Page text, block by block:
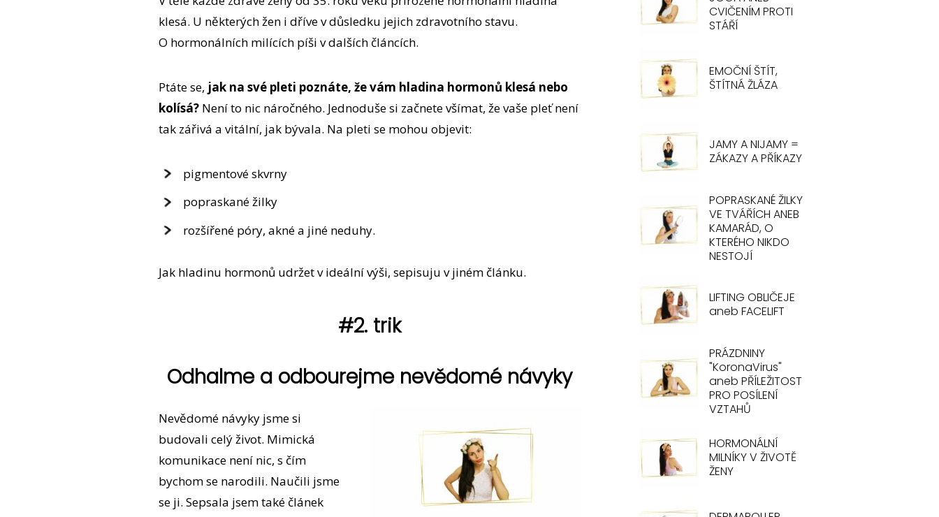
klesá. U některých žen i dříve v důsledku jejich zdravotního stavu.
O hormonálních milících píši v dalších článcích.
Ptáte se, jak na své pleti poznáte, že vám hladina hormonů klesá nebo
kolísá? Není to nic náročného. Jednoduše si začnete všímat, že vaše pleť není
tak zářivá a vitální, jak bývala. Na pleti se mohou objevit:
pigmentové skvrny
popraskané žilky
rozšířené póry, akné a jiné neduhy.
Jak hladinu hormonů udržet v ideální výši, sepisuju v jiném článku.
#2. trik
Odhalme a odbourejme nevědomé návyky
Nevědomé návyky jsme si
budovali celý život. Mimická
komunikace není nic, s čím
bychom se narodili. Naučili jsme
se ji. Sepsala jsem také článek
CVIČENÍM PROTI
STÁŘÍ
EMOČNÍ ŠTÍT,
ŠTÍTNÁ ŽLÁZA
JAMY A NIJAMY =
ZÁKAZY A PŘÍKAZY
POPRASKANÉ ŽILKY
VE TVÁŘÍCH ANEB
KAMARÁD, O
KTERÉHO NIKDO
NESTOJÍ
LIFTING OBLIČEJE
aneb FACELIFT
PRÁZDNINY
"KoronaVirus"
aneb PŘÍLEŽITOST
PRO POSÍLENÍ
VZTAHŮ
HORMONÁLNÍ
MILNÍKY V ŽIVOTĚ
ŽENY